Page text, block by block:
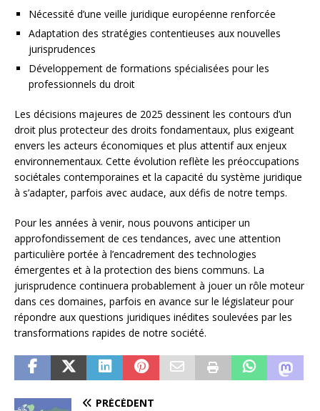
Nécessité d’une veille juridique européenne renforcée
Adaptation des stratégies contentieuses aux nouvelles
jurisprudences
Développement de formations spécialisées pour les
professionnels du droit
Les décisions majeures de 2025 dessinent les contours d’un
droit plus protecteur des droits fondamentaux, plus exigeant
envers les acteurs économiques et plus attentif aux enjeux
environnementaux. Cette évolution reflète les préoccupations
sociétales contemporaines et la capacité du système juridique
à s’adapter, parfois avec audace, aux défis de notre temps.
Pour les années à venir, nous pouvons anticiper un
approfondissement de ces tendances, avec une attention
particulière portée à l’encadrement des technologies
émergentes et à la protection des biens communs. La
jurisprudence continuera probablement à jouer un rôle moteur
dans ces domaines, parfois en avance sur le législateur pour
répondre aux questions juridiques inédites soulevées par les
transformations rapides de notre société.
PRÉCÉDENT